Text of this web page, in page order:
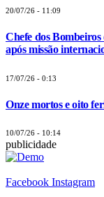
20/07/26 - 11:09
Chefe dos
após missão
17/07/26 - 0:13
Onze mortos e oito
10/07/26 - 10:14
publicidade
Facebook Instagram